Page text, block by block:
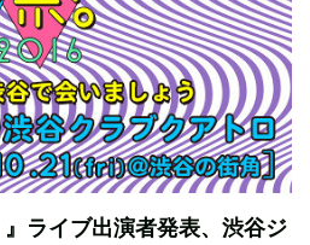
』ライブ出演者発表、渋谷ジ